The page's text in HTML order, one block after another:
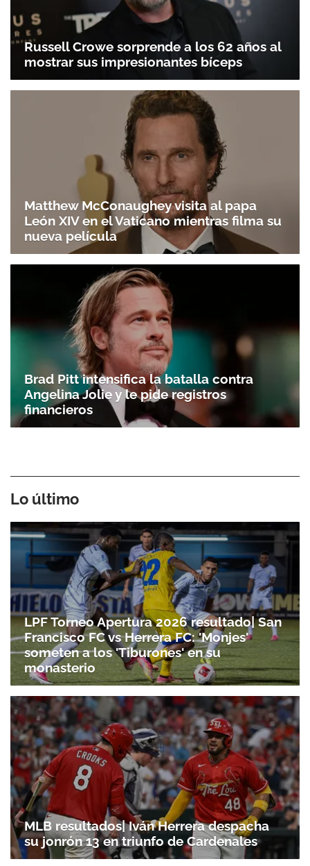
Russell Crowe sorprende a los 62 años al
mostrar sus impresionantes bíceps
Matthew McConaughey visita al papa
León XIV en el Vaticano mientras filma su
nueva película
Brad Pitt intensifica la batalla contra
Angelina Jolie y le pide registros
financieros
Lo último
LPF Torneo Apertura 2026 resultado| San
Francisco FC vs Herrera FC: 'Monjes'
someten a los 'Tiburones' en su
monasterio
MLB resultados| Iván Herrera despacha
su jonrón 13 en triunfo de Cardenales